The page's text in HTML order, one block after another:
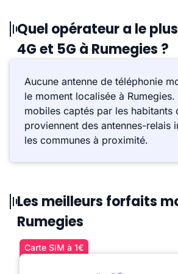
Quel opérateur a le
4G et 5G à Rumegies ?
Aucune antenne de téléphonie
le moment localisée à Rumegies.
mobiles captés par les habitants
proviennent des antennes-relais
les communes à proximité.
Les meilleurs forfaits
Rumegies
Carte SIM à 1€